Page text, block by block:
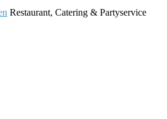
Restaurant, Catering & Partyservice